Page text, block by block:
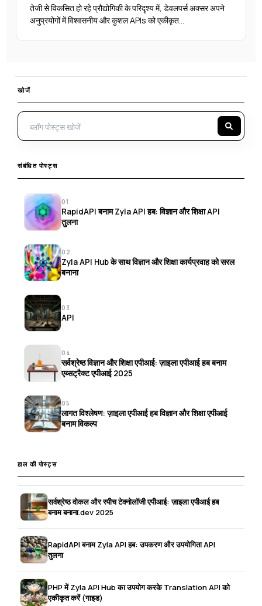
तेजी से विकसित हो रहे प्रौद्योगिकी के परिदृश्य में, डेवलपर्स अक्सर अपने
अनुप्रयोगों में विश्वसनीय और कुशल APIs को एकीकृत...
खोजें
संबंधित पोस्ट्स
01
RapidAPI बनाम Zyla API हब: विज्ञान और शिक्षा API
तुलना
02
Zyla API Hub के साथ विज्ञान और शिक्षा कार्यप्रवाह को सरल
बनाना
03
API
04
सर्वश्रेष्ठ विज्ञान और शिक्षा एपीआई: ज़ाइला एपीआई हब बनाम
एब्सट्रैक्ट एपीआई 2025
05
लागत विश्लेषण: ज़ाइला एपीआई हब विज्ञान और शिक्षा एपीआई
बनाम विकल्प
हाल की पोस्ट्स
सर्वश्रेष्ठ वोकल और स्पीच टेक्नोलॉजी एपीआई: ज़ाइला एपीआई हब
बनाम बनाना.dev 2025
RapidAPI बनाम Zyla API हब: उपकरण और उपयोगिता API
तुलना
PHP में Zyla API Hub का उपयोग करके Translation API को
एकीकृत करें (गाइड)